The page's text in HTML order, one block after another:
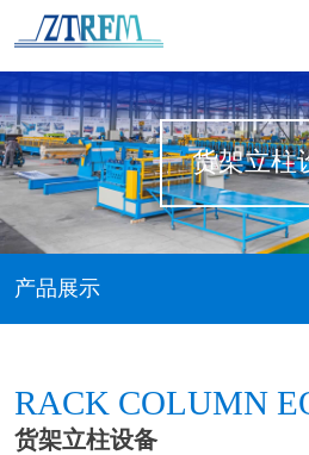
货架立柱
产品展示
RACK COLUMN
货架立柱设备